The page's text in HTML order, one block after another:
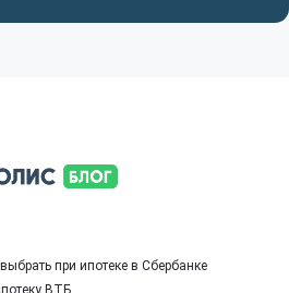
при ипотеке в Сбербанке
ВТБ